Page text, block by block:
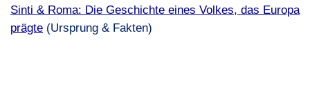
Sinti & Roma: Die Geschichte eines Volkes, das Europa
prägte (Ursprung & Fakten)